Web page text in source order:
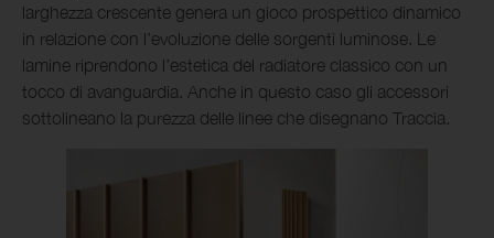
larghezza crescente genera un gioco prospettico dinamico
in relazione con l’evoluzione delle sorgenti luminose. Le
lamine riprendono l’estetica del radiatore classico con un
tocco di avanguardia. Anche in questo caso gli accessori
sottolineano la purezza delle linee che disegnano Traccia.